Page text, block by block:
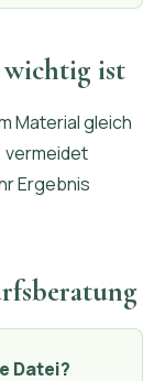
ist
Material gleich
vermeidet
Ergebnis
Datei?